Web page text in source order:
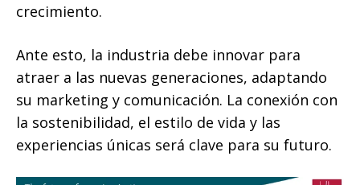
crecimiento.
Ante esto, la industria debe innovar para
atraer a las nuevas generaciones, adaptando
su marketing y comunicación. La conexión con
la sostenibilidad, el estilo de vida y las
experiencias únicas será clave para su futuro.